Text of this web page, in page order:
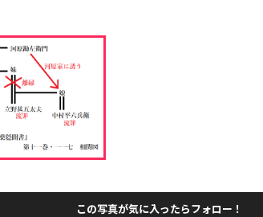
この写真が気に入ったらフォロー！